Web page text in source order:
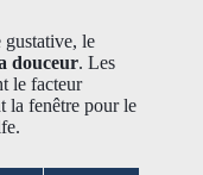
gustative, le
douceur. Les
le facteur
la fenêtre pour le